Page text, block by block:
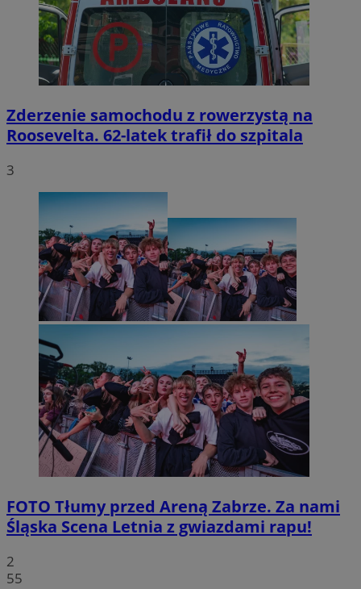
Zderzenie samochodu z rowerzystą na
Roosevelta. 62-latek trafił do szpitala
3
FOTO Tłumy przed Areną Zabrze. Za nami
Śląska Scena Letnia z gwiazdami rapu!
2
55